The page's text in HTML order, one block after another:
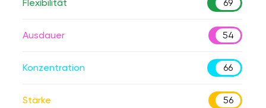
Flexibilität 69
Ausdauer 54
Konzentration 66
Stärke 56